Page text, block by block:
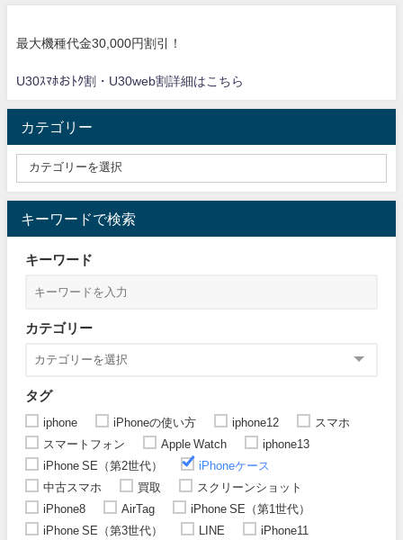
最大機種代金30,000円割引！
U30ｽﾏﾎおﾄｸ割・U30web割詳細はこちら
カテゴリー
キーワードで検索
キーワード
カテゴリー
タグ
iphone iPhoneの使い方 iphone12
スマホ
スマートフォン
Apple Watch
iphone13
iPhone SE（第2世代）
iPhoneケース
中古スマホ
買取
スクリーンショット
iPhone8
AirTag
iPhone SE（第1世代）
iPhone SE（第3世代）
LINE iPhone11